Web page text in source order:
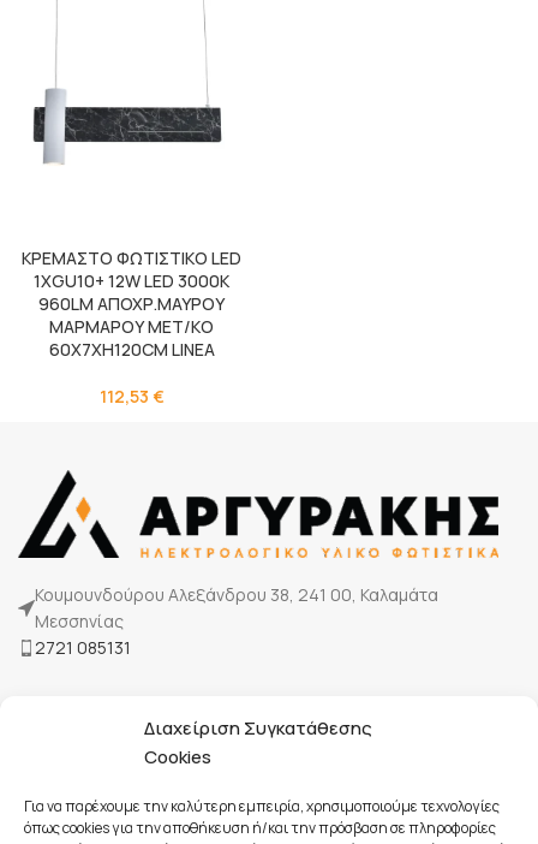
Διαχείριση Συγκατάθεσης
Cookies
Για να παρέχουμε την καλύτερη εμπειρία, χρησιμοποιούμε τεχνολογίες
όπως cookies για την αποθήκευση ή/και την πρόσβαση σε πληροφορίες
ΚΡΕΜΑΣΤΟ ΦΩΤΙΣΤΙΚΟ LED
1XGU10+ 12W LED 3000K
960LM ΑΠΟΧΡ.ΜΑΥΡΟΥ
ΜΑΡΜΑΡΟΥ ΜΕΤ/ΚΟ
60Χ7ΧΗ120CM LINEA
112,53 €
Κουμουνδούρου Αλεξάνδρου 38, 241 00, Καλαμάτα
Μεσσηνίας
2721 085131
Τρόποι πληρωμής